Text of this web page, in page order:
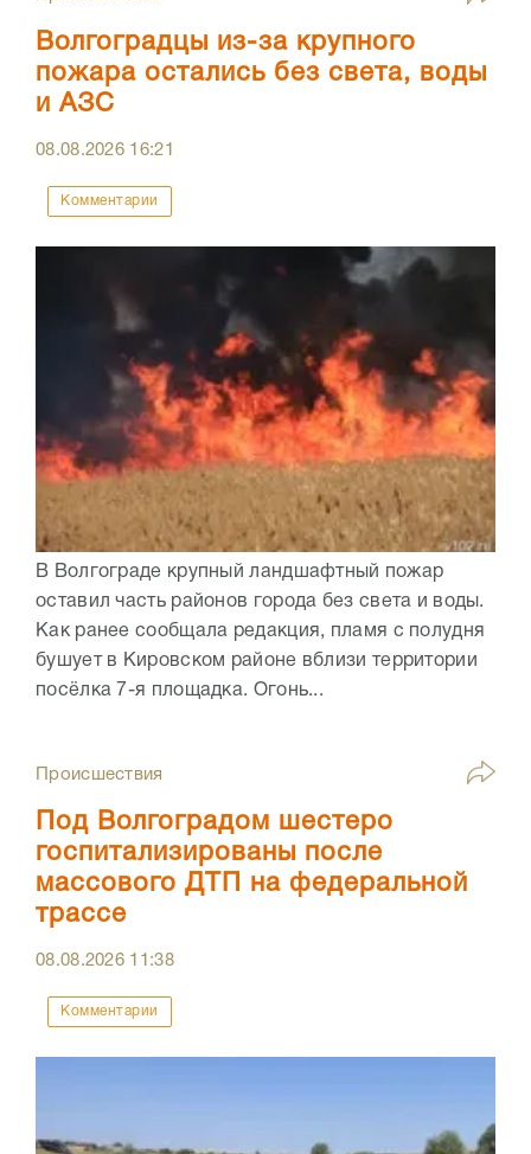
Волгоградцы из-за крупного
пожара остались без света, воды
и АЗС
08.08.2026 16:21
Комментарии
В Волгограде крупный ландшафтный пожар
оставил часть районов города без света и воды.
Как ранее сообщала редакция, пламя с полудня
бушует в Кировском районе вблизи территории
посёлка 7-я площадка. Огонь...
Происшествия
Под Волгоградом шестеро
госпитализированы после
массового ДТП на федеральной
трассе
08.08.2026 11:38
Комментарии